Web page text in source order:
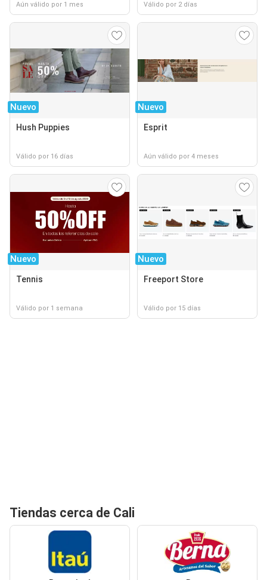
Aún válido por 1 mes Válido por 2 días
Nuevo
Hush Puppies
Válido por 16 días
Nuevo
Esprit
Aún válido por 4 meses
Nuevo
Tennis
Válido por 1 semana
Nuevo
Freeport Store
Válido por 15 días
Tiendas cerca de Cali